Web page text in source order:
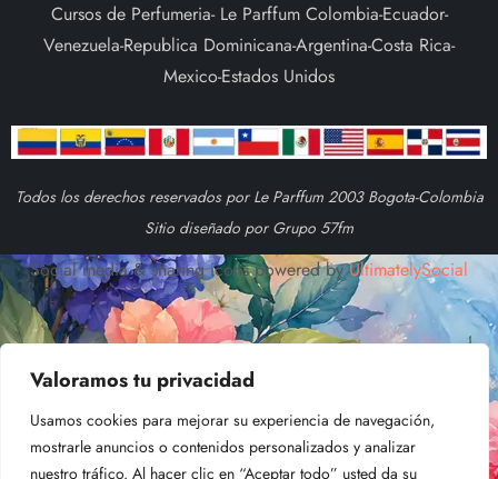
Valoramos tu privacidad
Usamos cookies para mejorar su experiencia de navegación,
mostrarle anuncios o contenidos personalizados y analizar
nuestro tráfico. Al hacer clic en “Aceptar todo” usted da su
Cursos de Perfumeria- Le Parffum Colombia-Ecuador-
Venezuela-Republica Dominicana-Argentina-Costa Rica-
Mexico-Estados Unidos
Todos los derechos reservados por Le Parffum 2003 Bogota-Colombia
Sitio diseñado por Grupo 57fm
Social media & sharing icons powered byUltimatelySocial